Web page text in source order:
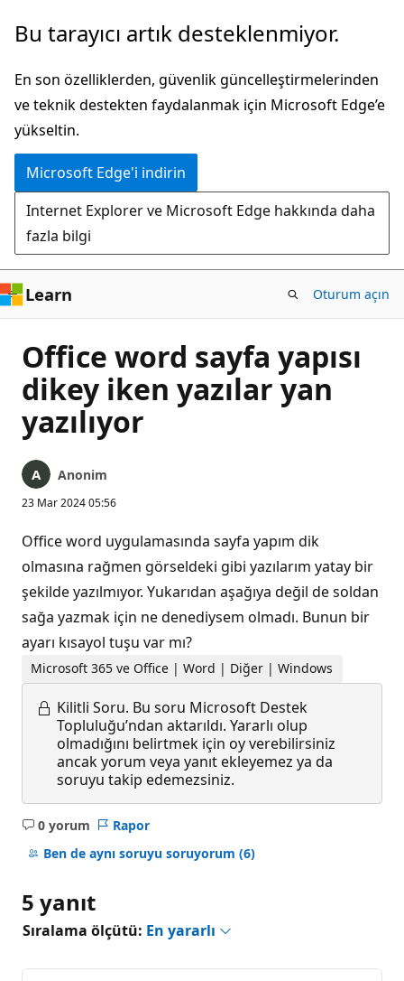
Ana
atla
Bu tarayıcı artık desteklenmiyor.
En son özelliklerden, güvenlik güncelleştirmelerinden
ve teknik destekten faydalanmak için Microsoft Edge’e
yükseltin.
Microsoft Edge'i indirin
Internet Explorer ve Microsoft Edge hakkında daha
fazla bilgi
Learn Oturum açın
Office word sayfa yapısı
dikey iken yazılar yan
yazılıyor
Anonim
23 Mar 2024 05:56
Office word uygulamasında sayfa yapım dik
olmasına rağmen görseldeki gibi yazılarım yatay bir
şekilde yazılmıyor. Yukarıdan aşağıya değil de soldan
sağa yazmak için ne denediysem olmadı. Bunun bir
ayarı kısayol tuşu var mı?
Microsoft 365 ve Office | Word | Diğer | Windows
Kilitli Soru. Bu soru Microsoft Destek
Topluluğu’ndan aktarıldı. Yararlı olup
olmadığını belirtmek için oy verebilirsiniz
ancak yorum veya yanıt ekleyemez ya da
soruyu takip edemezsiniz.
0 yorum
Açıklama
yok
Rapor
Ben de aynı soruyu soruyorum (6)
5 yanıt
Sıralama ölçütü: En yararlı